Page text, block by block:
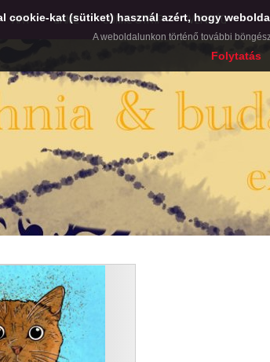
ART GAME COMIC STRIP VENDÉG
cookie-kat (sütiket) használ azért, hogy
A weboldalunkon történő további
Folytatás